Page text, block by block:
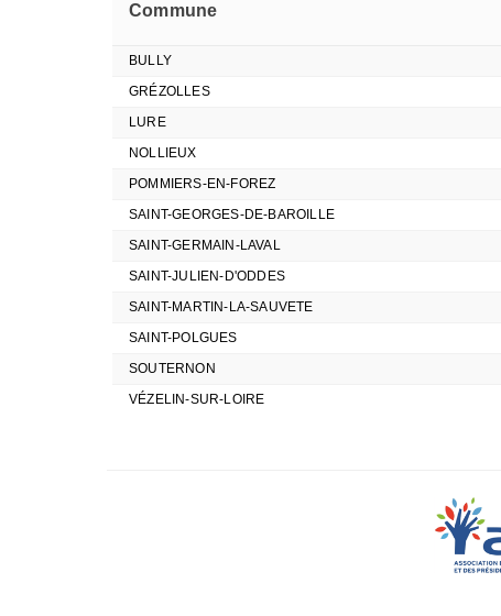
Commune
BULLY
GRÉZOLLES
LURE
NOLLIEUX
POMMIERS-EN-FOREZ
SAINT-GEORGES-DE-BAROILLE
SAINT-GERMAIN-LAVAL
SAINT-JULIEN-D'ODDES
SAINT-MARTIN-LA-SAUVETE
SAINT-POLGUES
SOUTERNON
VÉZELIN-SUR-LOIRE